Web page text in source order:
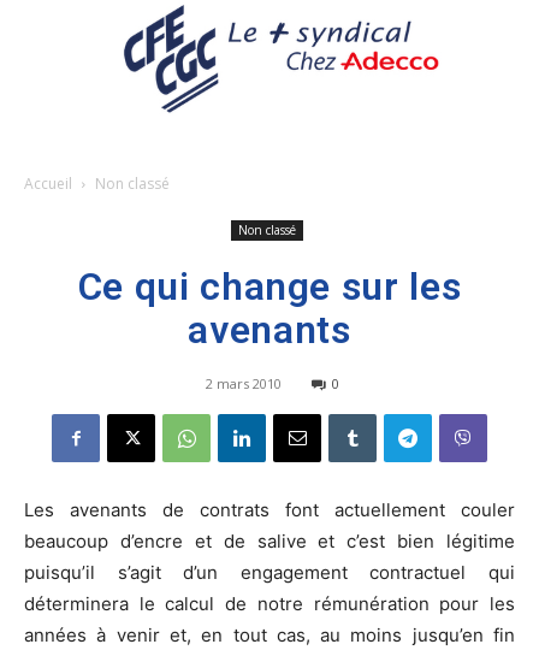
Accueil Non classé
Non classé
Ce qui change sur les
avenants
2 mars 2010 0
Les avenants de contrats font actuellement couler
beaucoup d’encre et de salive et c’est bien légitime
puisqu’il s’agit d’un engagement contractuel qui
déterminera le calcul de notre rémunération pour les
années à venir et, en tout cas, au moins jusqu’en fin